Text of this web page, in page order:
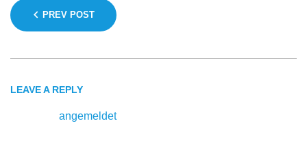
Beitragsnavigation
PREV POST
LEAVE A REPLY
angemeldetsein, um einen Kommentar